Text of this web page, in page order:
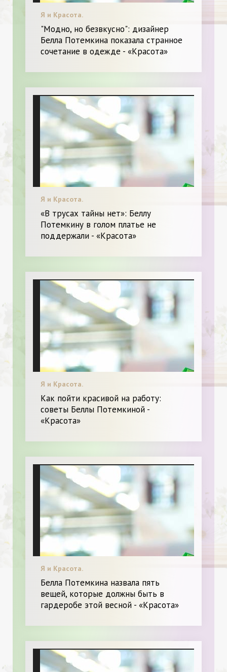
Я и Красота.
"Модно, но безвкусно": дизайнер
Белла Потемкина показала странное
сочетание в одежде - «Красота»
Я и Красота.
«В трусах тайны нет»: Беллу
Потемкину в голом платье не
поддержали - «Красота»
Я и Красота.
Как пойти красивой на работу:
советы Беллы Потемкиной -
«Красота»
Я и Красота.
Белла Потемкина назвала пять
вещей, которые должны быть в
гардеробе этой весной - «Красота»